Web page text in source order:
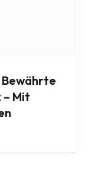
Bewährte
– Mit